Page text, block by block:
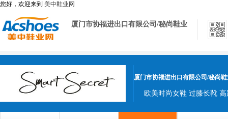
您好，欢迎来到 美中鞋业网
厦门市协福进出口有限公司/秘尚鞋业
厦门市协福进出口有限公司/秘尚鞋